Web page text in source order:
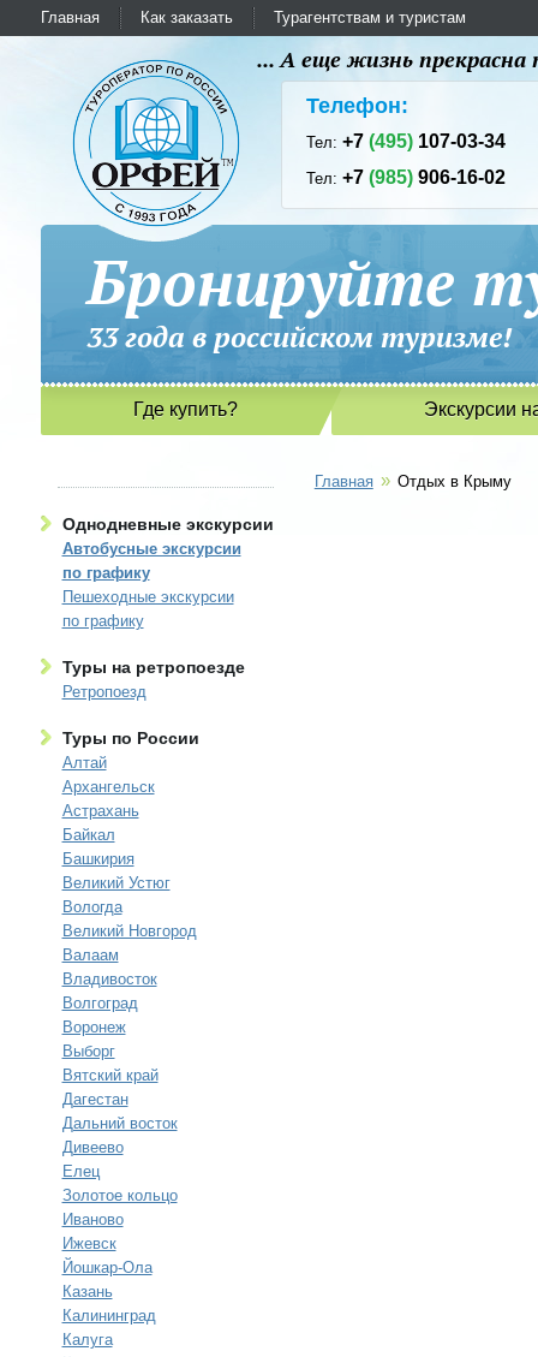
Главная Как заказать Турагентствам и туристам
... А еще жизнь
Телефон:
Тел:+7(495) 107-03-34
Тел:+7(985) 906-16-02
Бронируйте
33 года в российском
Где купить? Экскурсии
Однодневные экскурсии
Автобусные экскурсии
по графику
Пешеходные экскурсии
по графику
Туры на ретропоезде
Ретропоезд
Туры по России
Алтай
Архангельск
Астрахань
Байкал
Башкирия
Великий Устюг
Вологда
Великий Новгород
Валаам
Владивосток
Волгоград
Воронеж
Выборг
Вятский край
Дагестан
Дальний восток
Дивеево
Елец
Золотое кольцо
Иваново
Ижевск
Йошкар-Ола
Казань
Калининград
Калуга
Главная » Отдых в Крыму